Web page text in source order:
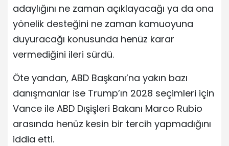
adaylığını ne zaman açıklayacağı ya da ona
yönelik desteğini ne zaman kamuoyuna
duyuracağı konusunda henüz karar
vermediğini ileri sürdü.
Öte yandan, ABD Başkanı’na yakın bazı
danışmanlar ise Trump’ın 2028 seçimleri için
Vance ile ABD Dışişleri Bakanı Marco Rubio
arasında henüz kesin bir tercih yapmadığını
iddia etti.